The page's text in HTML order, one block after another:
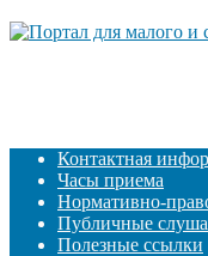
Контактная
Часы приема
Нормативно-
Публичные
Полезные ссылки